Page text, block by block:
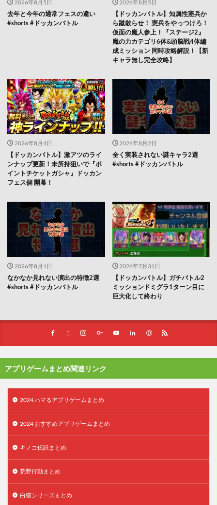
2026年8月5日
去年と今年の通常フェスの違い
#shorts #ドッカンバトル
2026年8月5日
【ドッカンバトル】知属性憲兵か
ら蹴散らせ！ 憲兵をやっつけろ！
仮面の魔人参上！『ステージ2』
魔の力カテゴリ6体&頭脳戦4体編
成ミッション 同時攻略解説！【新
キャラ無し完全攻略】
2026年8月4日
【ドッカンバトル】激アツのライ
ンナップ更新！未所持狙いで『ポ
イントチケットガシャ』ドッカン
フェス側 開幕！
2026年8月2日
全く実装されない謎キャラ2選
#shorts #ドッカンバトル
2026年8月1日
なかなか見れない演出の特徴2選
#shorts #ドッカンバトル
2026年7月31日
【ドッカンバトル】ガチバトル2
ミッションドミグラ1ターン目に
巨大化して終わり
アプリゲームまとめ関連リンク
2024 ハマるアプリゲームまとめ
2024 おすすめアプリゲームまとめ
キノコ伝説まとめ
荒野行動まとめ
白猫シリーズまとめ